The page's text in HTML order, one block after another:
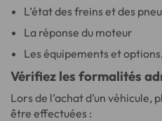
L’état des freins et des
La réponse du moteur
Les équipements et
Vérifiez les formalités
Lors de l’achat d’un
être effectuées :